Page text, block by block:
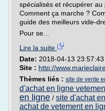
spécialisés et récupérer au
Comment ça marche ?
guide des meilleurs vide-
Pour se...
Lire la suite
Date: 2018-04-13 23:57:43
Site : http://
Thèmes liés : site de vente
d'achat en ligne
en ligne / site d'achat
achat de vetement en